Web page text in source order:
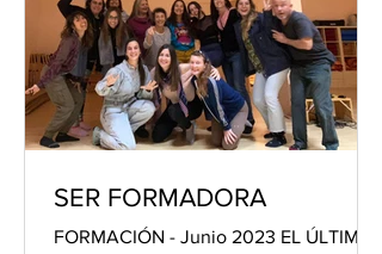
SER FORMADORA
FORMACIÓN - Junio 2023 EL ÚLTIMO